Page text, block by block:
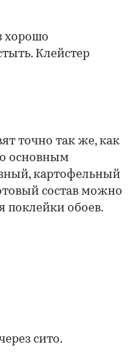
хорошо
Клейстер
точно так же, как
основным
картофельный
состав можно
поклейки обоев.
сито.